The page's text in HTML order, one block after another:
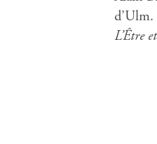
d’Ulm.
L’Être